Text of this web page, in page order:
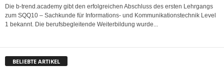
Die b-trend.academy gibt den erfolgreichen Abschluss des ersten Lehrgangs
zum SQQ10 – Sachkunde für Informations- und Kommunikationstechnik Level
1 bekannt. Die berufsbegleitende Weiterbildung wurde...
BELIEBTE ARTIKEL